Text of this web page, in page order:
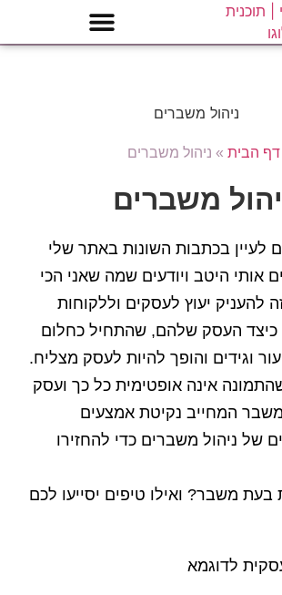
דף הבית » ניהול משברים
משברים
לעיין בכתבות השונות באתר שלי
אותי היטב ויודעים שמה שאני הכי
להעניק יעוץ לעסקים וללקוחות
כיצד העסק שלהם, שהתחיל כחלום
וגידים והופך להיות לעסק מצליח.
אינה אופטימית כל כך ועסק
המחייב נקיטת אמצעים
של ניהול משברים כדי להחזירו
משבר? ואילו טיפים יסייעו לכם